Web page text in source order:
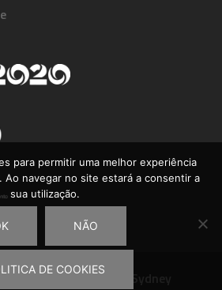
Proudly powered by
para permitir uma melhor experiência
Ao navegar no site estará a consentir a
sua utilização.
NÃO
DE COOKIES